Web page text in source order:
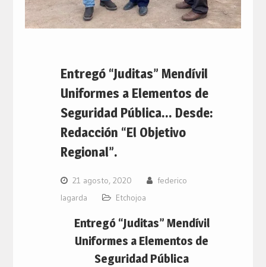
Entregó “Juditas” Mendívil
Uniformes a Elementos de
Seguridad Pública… Desde:
Redacción “El Objetivo
Regional”.
21 agosto, 2020
federico
lagarda
Etchojoa
Entregó “Juditas” Mendívil
Uniformes a Elementos de
Seguridad Pública